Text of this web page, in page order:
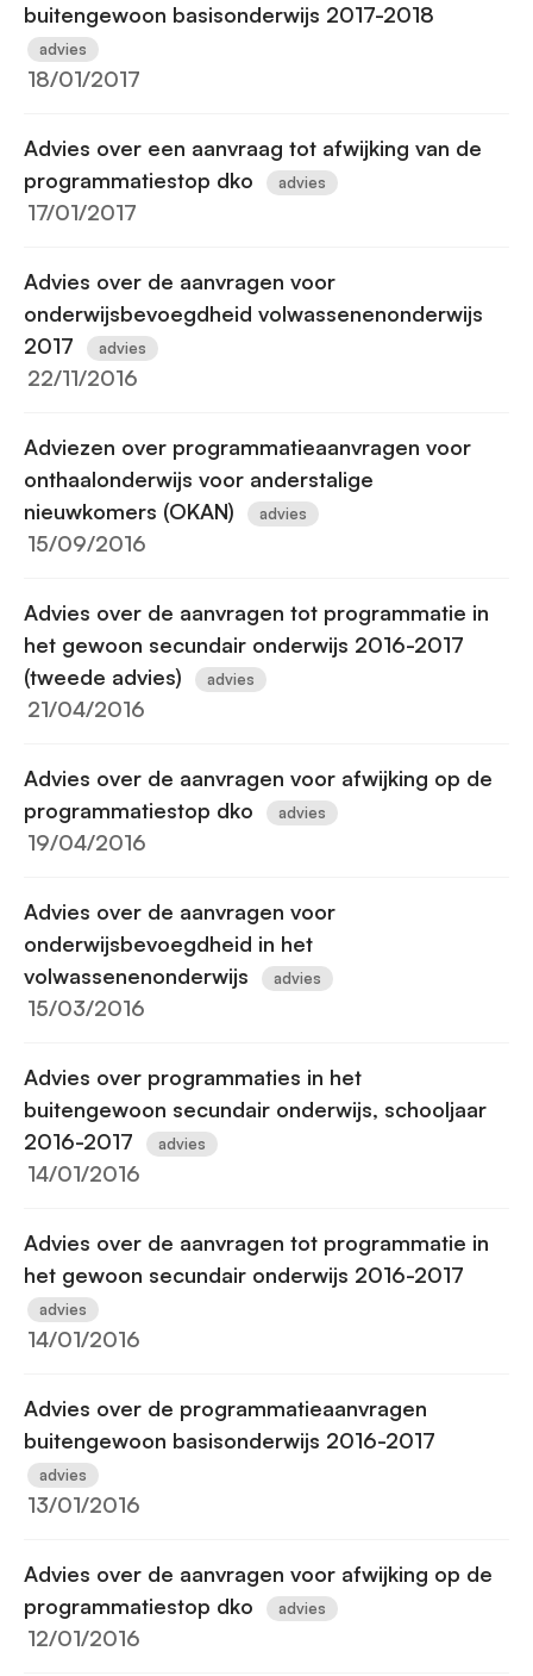
buitengewoon basisonderwijs 2017-2018
advies
18/01/2017
Advies over een aanvraag tot afwijking van de
programmatiestop dko
advies
17/01/2017
Advies over de aanvragen voor
onderwijsbevoegdheid volwassenenonderwijs
2017
advies
22/11/2016
Adviezen over programmatieaanvragen voor
onthaalonderwijs voor anderstalige
nieuwkomers (OKAN)
advies
15/09/2016
Advies over de aanvragen tot programmatie in
het gewoon secundair onderwijs 2016-2017
(tweede advies)
advies
21/04/2016
Advies over de aanvragen voor afwijking op de
programmatiestop dko
advies
19/04/2016
Advies over de aanvragen voor
onderwijsbevoegdheid in het
volwassenenonderwijs
advies
15/03/2016
Advies over programmaties in het
buitengewoon secundair onderwijs, schooljaar
2016-2017
advies
14/01/2016
Advies over de aanvragen tot programmatie in
het gewoon secundair onderwijs 2016-2017
advies
14/01/2016
Advies over de programmatieaanvragen
buitengewoon basisonderwijs 2016-2017
advies
13/01/2016
Advies over de aanvragen voor afwijking op de
programmatiestop dko
advies
12/01/2016